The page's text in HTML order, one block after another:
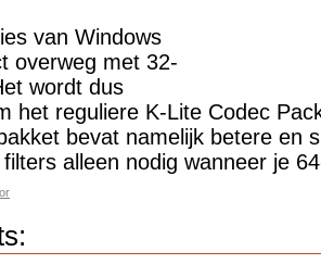
van Windows
overweg met 32-
wordt dus
het reguliere K-Lite Codec
bevat namelijk betere en
alleen nodig wanneer je